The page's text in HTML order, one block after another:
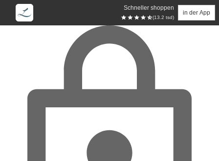
Schneller shoppen
(13.2 tsd)
in der App
Zum Hauptinhalt springen